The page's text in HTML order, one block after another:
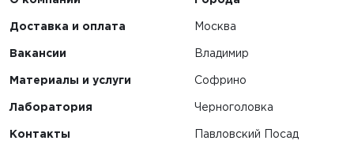
Доставка и оплата
Вакансии
Материалы и услуги
Лаборатория
Контакты
Москва
Владимир
Софрино
Черноголовка
Павловский Посад